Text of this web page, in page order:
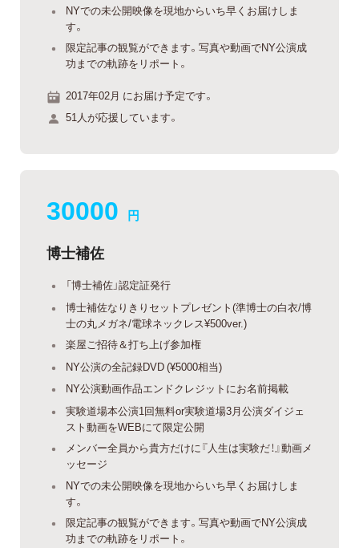
NYでの未公開映像を現地からいち早くお届けしま
す。
限定記事の観覧ができます。写真や動画でNY公演成
功までの軌跡をリポート。
2017年02月 にお届け予定です。
51人が応援しています。
30000 円
博士補佐
「博士補佐」認定証発行
博士補佐なりきりセットプレゼント(準博士の白衣/博
士の丸メガネ/電球ネックレス¥500ver.)
楽屋ご招待＆打ち上げ参加権
NY公演の全記録DVD (¥5000相当)
NY公演動画作品エンドクレジットにお名前掲載
実験道場本公演1回無料or実験道場3月公演ダイジェ
スト動画をWEBにて限定公開
メンバー全員から貴方だけに『人生は実験だ！』動画メ
ッセージ
NYでの未公開映像を現地からいち早くお届けしま
す。
限定記事の観覧ができます。写真や動画でNY公演成
功までの軌跡をリポート。